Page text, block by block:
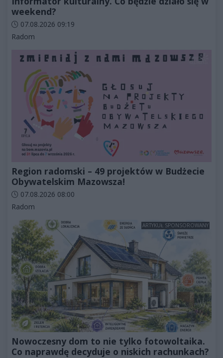
weekend?
Data dodania artykułu:
07.08.2026 09:19
Kategorie artykułu:
Radom
Region radomski – 49 projektów w Budżecie
Obywatelskim Mazowsza!
Data dodania artykułu:
07.08.2026 08:00
Kategorie artykułu:
Radom
ARTYKUŁ SPONSOROWANY
Nowoczesny dom to nie tylko fotowoltaika.
Co naprawdę decyduje o niskich rachunkach?